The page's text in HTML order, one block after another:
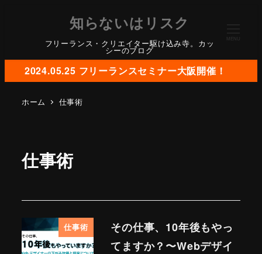
知らないはリスク
フリーランス・クリエイター駆け込み寺。カッ
シーのブログ
MENU
2024.05.25 フリーランスセミナー大阪開催！
ホーム 仕事術
仕事術
仕事術
その仕事、10年後もやっ
てますか？〜Webデザイ